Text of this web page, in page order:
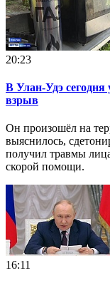
20:23
В Улан-Удэ сегодня
взрыв
Он произошёл на
выяснилось,
получил травмы
скорой помощи.
16:11